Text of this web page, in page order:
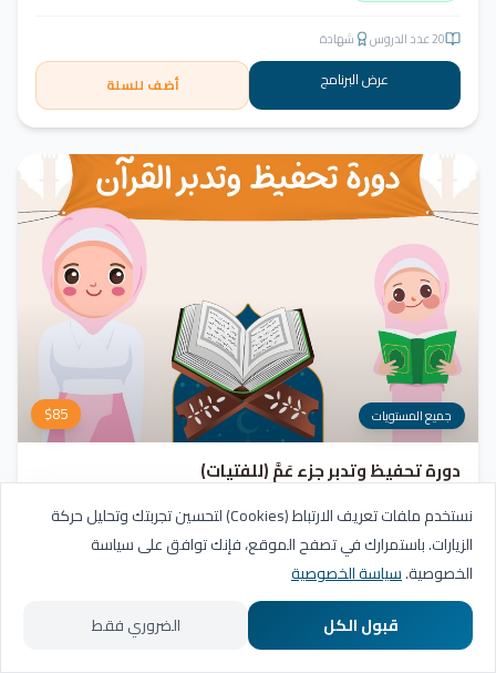
20عدد الدروس شهادة
عرض البرنامج أضف للسلة
جميع المستويات $85
دورة تحفيظ وتدبر جزء عَمَّ (للفتيات)
معاني السور. يشمل المنهج مراجعة دورية للسور المحفوظة، وترسيخ القيم والأخلاق
القرآنية من خلال أنشطة تفاعلية تدعم مهارات القراءة والفهم.
التسجيل مفتوح
عدد الدروس شهادة
عرض البرنامج الرئيسية المسارات التعليمية
نستخدم ملفات تعريف الارتباط (Cookies) لتحسين تجربتك وتحليل حركة
الزيارات. باستمرارك في تصفح الموقع، فإنك توافق على سياسة
الخصوصية.سياسة الخصوصية
قبول الكل
الضروري فقط